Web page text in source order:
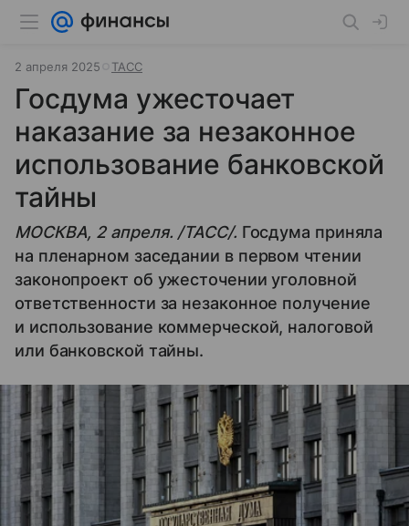
2 апреля 2025 ТАСС
Госдума ужесточает
наказание за незаконное
использование банковской
тайны
МОСКВА, 2 апреля. /ТАСС/. Госдума приняла
на пленарном заседании в первом чтении
законопроект об ужесточении уголовной
ответственности за незаконное получение
и использование коммерческой, налоговой
или банковской тайны.